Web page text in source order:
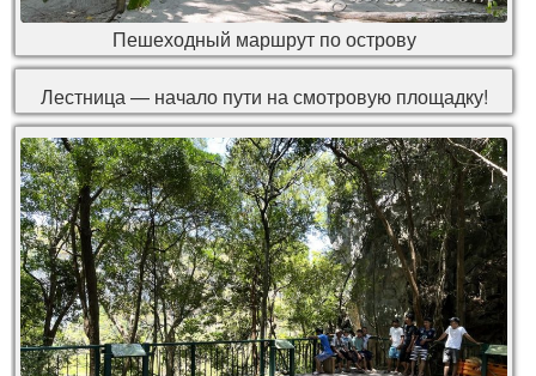
Пешеходный маршрут по острову
Лестница — начало пути на смотровую площадку!